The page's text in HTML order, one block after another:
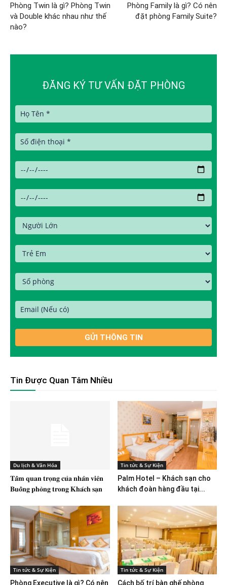
Phòng Twin là gì? Phòng Twin
và Double khác nhau như thế
nào?
Phòng Family là gì? Có nên
đặt phòng Family Suite?
ĐĂNG KÝ TƯ VẤN ĐẶT PHÒNG
Tin Được Quan Tâm Nhiều
Du lịch & Văn Hóa
𝐓𝐚̂̀𝐦 𝐪𝐮𝐚𝐧 𝐭𝐫𝐨̣𝐧𝐠 𝐜𝐮̉𝐚 𝐧𝐡𝐚̂𝐧 𝐯𝐢𝐞̂𝐧
𝐁𝐮𝐨̂̀𝐧𝐠 𝐩𝐡𝐨̀𝐧𝐠 𝐭𝐫𝐨𝐧𝐠 𝐊𝐡𝐚́𝐜𝐡 𝐬𝐚̣𝐧
Tin tức & Sự Kiện
Palm Hotel – Khách sạn cho
khách đoàn hàng đầu tại...
Tin tức & Sự Kiện
Phòng Executive là gì? Có nên
Tin tức & Sự Kiện
Cách bố trí bàn ghế phòng